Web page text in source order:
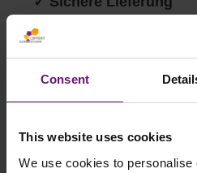
Consent
This website uses cookies
We use cookies to personalise
✓ Rabatte ab 500€
✓ Käuferschutz
✓ Flexible